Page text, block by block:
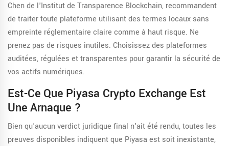
Chen de l'Institut de Transparence Blockchain, recommandent
de traiter toute plateforme utilisant des termes locaux sans
empreinte réglementaire claire comme à haut risque. Ne
prenez pas de risques inutiles. Choisissez des plateformes
auditées, régulées et transparentes pour garantir la sécurité de
vos actifs numériques.
Est-Ce Que Piyasa Crypto Exchange Est
Une Arnaque ?
Bien qu'aucun verdict juridique final n'ait été rendu, toutes les
preuves disponibles indiquent que Piyasa est soit inexistante,